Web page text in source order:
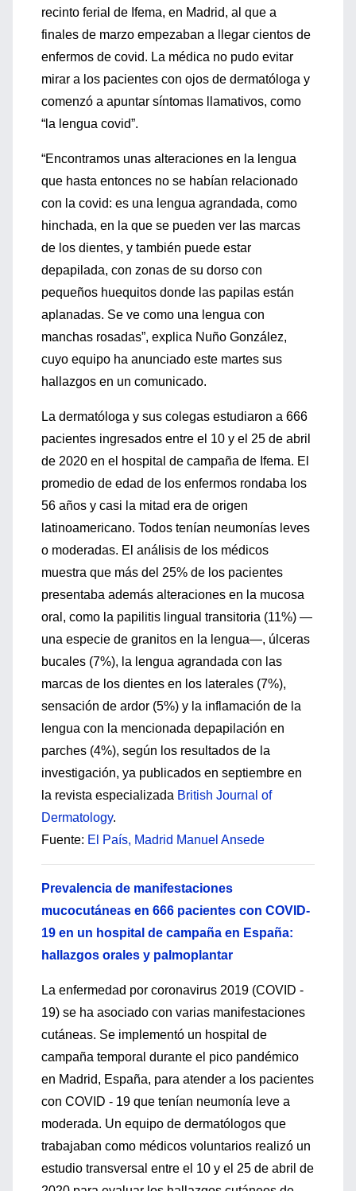
recinto ferial de Ifema, en Madrid, al que a
finales de marzo empezaban a llegar cientos de
enfermos de covid. La médica no pudo evitar
mirar a los pacientes con ojos de dermatóloga y
comenzó a apuntar síntomas llamativos, como
“la lengua covid”.
“Encontramos unas alteraciones en la lengua
que hasta entonces no se habían relacionado
con la covid: es una lengua agrandada, como
hinchada, en la que se pueden ver las marcas
de los dientes, y también puede estar
depapilada, con zonas de su dorso con
pequeños huequitos donde las papilas están
aplanadas. Se ve como una lengua con
manchas rosadas”, explica Nuño González,
cuyo equipo ha anunciado este martes sus
hallazgos en un comunicado.
La dermatóloga y sus colegas estudiaron a 666
pacientes ingresados entre el 10 y el 25 de abril
de 2020 en el hospital de campaña de Ifema. El
promedio de edad de los enfermos rondaba los
56 años y casi la mitad era de origen
latinoamericano. Todos tenían neumonías leves
o moderadas. El análisis de los médicos
muestra que más del 25% de los pacientes
presentaba además alteraciones en la mucosa
oral, como la papilitis lingual transitoria (11%) —
una especie de granitos en la lengua—, úlceras
bucales (7%), la lengua agrandada con las
marcas de los dientes en los laterales (7%),
sensación de ardor (5%) y la inflamación de la
lengua con la mencionada depapilación en
parches (4%), según los resultados de la
investigación, ya publicados en septiembre en
la revista especializada British Journal of
Dermatology.
Fuente: El País, Madrid Manuel Ansede
Prevalencia de manifestaciones
mucocutáneas en 666 pacientes con COVID-
19 en un hospital de campaña en España:
hallazgos orales y palmoplantar
La enfermedad por coronavirus 2019 (COVID ‐
19) se ha asociado con varias manifestaciones
cutáneas. Se implementó un hospital de
campaña temporal durante el pico pandémico
en Madrid, España, para atender a los pacientes
con COVID ‐ 19 que tenían neumonía leve a
moderada. Un equipo de dermatólogos que
trabajaban como médicos voluntarios realizó un
estudio transversal entre el 10 y el 25 de abril de